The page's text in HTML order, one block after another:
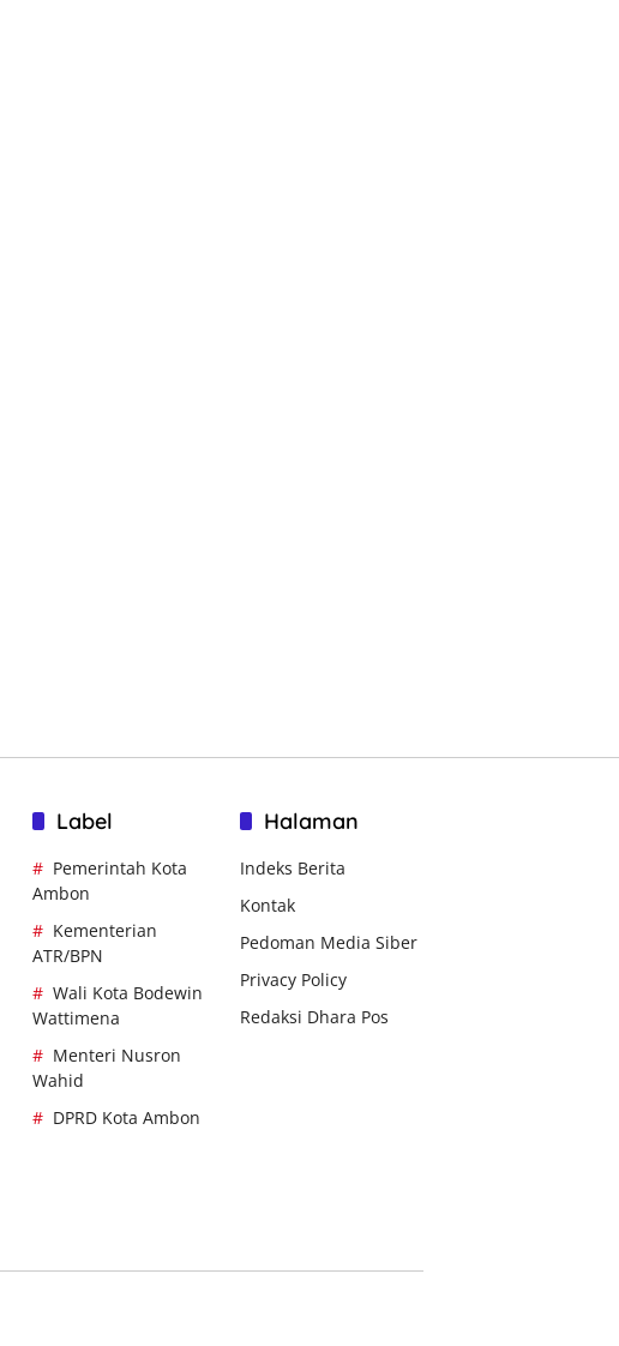
Label
Pemerintah Kota
Ambon
Kementerian
ATR/BPN
Wali Kota Bodewin
Wattimena
Menteri Nusron
Wahid
DPRD Kota Ambon
Halaman
Indeks Berita
Kontak
Pedoman Media Siber
Privacy Policy
Redaksi Dhara Pos